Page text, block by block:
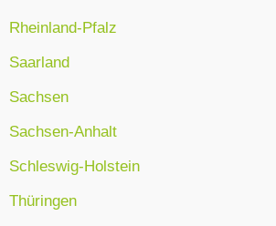
Rheinland-Pfalz
Saarland
Sachsen
Sachsen-Anhalt
Schleswig-Holstein
Thüringen